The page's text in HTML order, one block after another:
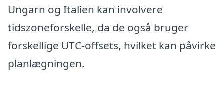
Ungarn og Italien kan involvere
tidszoneforskelle, da de også bruger
forskellige UTC-offsets, hvilket kan påvirke
planlægningen.